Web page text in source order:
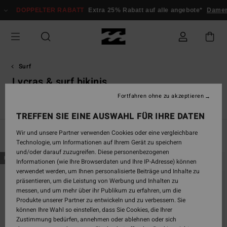
zur
Auswahl
springen
DOPPELTER RABATT Extra 25% Rabatt auf alle angebote* Damen
Surf
Lycras & surf bikinis
Filtern & Sortieren 27Ergebnisse
Direkt
zu
Filterkriterien
springen
Überspringen
und
filtern
BRANDNEU BRANDNEU
TREFFEN SIE EINE AUSWAHL FÜR IHRE DATEN
Wir und unsere Partner verwenden Cookies oder eine vergleichbare
Technologie, um Informationen auf Ihrem Gerät zu speichern
und/oder darauf zuzugreifen. Diese personenbezogenen
Informationen (wie Ihre Browserdaten und Ihre IP-Adresse) können
verwendet werden, um Ihnen personalisierte Beiträge und Inhalte zu
präsentieren, um die Leistung von Werbung und Inhalten zu
messen, und um mehr über ihr Publikum zu erfahren, um die
Produkte unserer Partner zu entwickeln und zu verbessern. Sie
können Ihre Wahl so einstellen, dass Sie Cookies, die Ihrer
Zustimmung bedürfen, annehmen oder ablehnen oder sich
Fortfahren ohne zu akzeptieren